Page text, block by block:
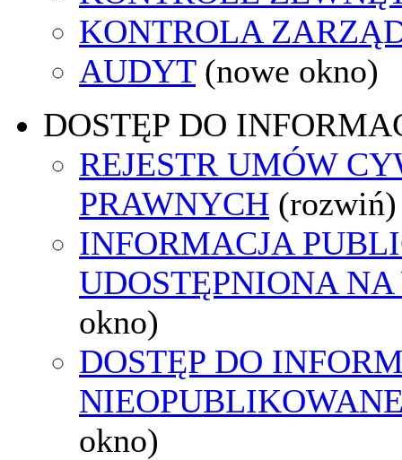
KONTROLA
AUDYT (nowe okno)
DOSTĘP DO
REJESTR UMÓW
PRAWNYCH (rozwiń)
INFORMACJA
UDOSTĘPNIONA
okno)
DOSTĘP DO
okno)